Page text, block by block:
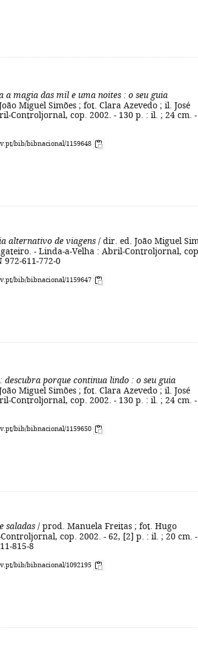
a magia das mil e uma noites : o seu guia
Miguel Simões ; fot. Clara Azevedo ; il. José
Controljornal, cop. 2002. - 130 p. : il. ; 24 cm. -
bib/bibnacional/1159648
alternativo de viagens / dir. ed. João Miguel
- Linda-a-Velha : Abril-Controljornal, cop.
972-611-772-0
bib/bibnacional/1159647
: descubra porque continua lindo : o seu guia
Miguel Simões ; fot. Clara Azevedo ; il. José
Controljornal, cop. 2002. - 130 p. : il. ; 24 cm. -
bib/bibnacional/1159650
saladas / prod. Manuela Freitas ; fot. Hugo
cop. 2002. - 62, [2] p. : il. ; 20 cm. -
815-8
bib/bibnacional/1092195